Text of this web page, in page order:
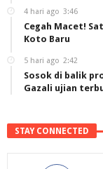
4 hari ago 3:46
Cegah Macet!
Koto Baru
5 hari ago 2:42
Sosok di balik
Gazali ujian
STAY CONNECTED